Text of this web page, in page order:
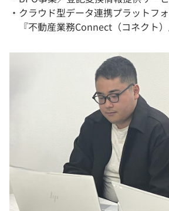
・クラウド型データ連携プラットフォ
『不動産業務Connect（コネクト）